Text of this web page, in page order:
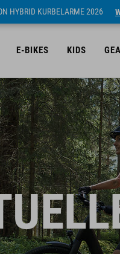
HYBRID KURBELARME 2026
E-BIKES KIDS